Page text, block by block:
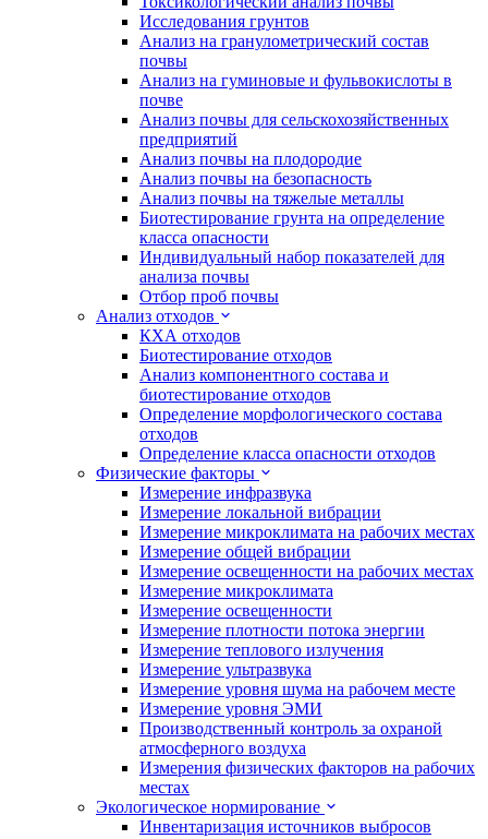
Исследования грунтов
Анализ на гранулометрический состав
почвы
Анализ на гуминовые и фульвокислоты в
почве
Анализ почвы для сельскохозяйственных
предприятий
Анализ почвы на плодородие
Анализ почвы на безопасность
Анализ почвы на тяжелые металлы
Биотестирование грунта на определение
класса опасности
Индивидуальный набор показателей для
анализа почвы
Отбор проб почвы
Анализ отходов
КХА отходов
Биотестирование отходов
Анализ компонентного состава и
биотестирование отходов
Определение морфологического состава
отходов
Определение класса опасности отходов
Физические факторы
Измерение инфразвука
Измерение локальной вибрации
Измерение микроклимата на рабочих местах
Измерение общей вибрации
Измерение освещенности на рабочих местах
Измерение микроклимата
Измерение освещенности
Измерение плотности потока энергии
Измерение теплового излучения
Измерение ультразвука
Измерение уровня шума на рабочем месте
Измерение уровня ЭМИ
Производственный контроль за охраной
атмосферного воздуха
Измерения физических факторов на рабочих
местах
Экологическое нормирование
Инвентаризация источников выбросов